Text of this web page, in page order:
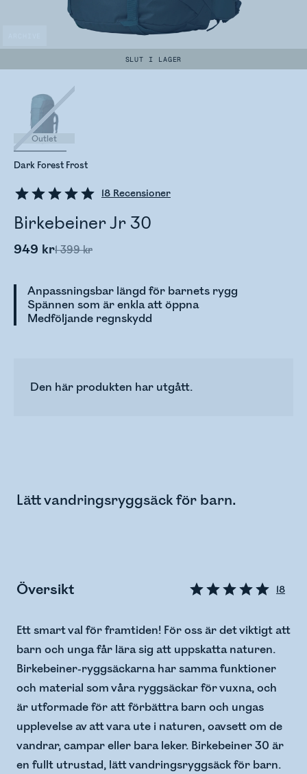
SLUT I LAGER
18 Recensioner
Birkebeiner Jr 30
949 kr1 399 kr
Anpassningsbar längd för barnets rygg
Spännen som är enkla att öppna
Medföljande regnskydd
Dark Forest Frost
Outlet
Den här produkten har utgått.
Lätt vandringsryggsäck för barn.
Översikt 18
Ett smart val för framtiden! För oss är det viktigt att
barn och unga får lära sig att uppskatta naturen.
Birkebeiner-ryggsäckarna har samma funktioner
och material som våra ryggsäckar för vuxna, och
är utformade för att förbättra barn och ungas
upplevelse av att vara ute i naturen, oavsett om de
vandrar, campar eller bara leker. Birkebeiner 30 är
en fullt utrustad, lätt vandringsryggsäck för barn.